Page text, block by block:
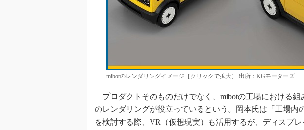
mibotのレンダリングイメージ［クリックで拡大］ 出所：KGモーターズ
プロダクトそのものだけでなく、mibotの工場における組
のレンダリングが役立っているという。岡本氏は「工場内
を検討する際、VR（仮想現実）も活用するが、ディスプ